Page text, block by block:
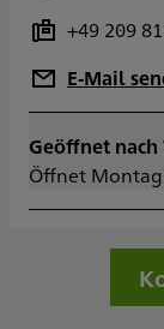
+49 209
E-Mail
Geöffnet
Öffnet
Montag
Dienstag
Mittwoch